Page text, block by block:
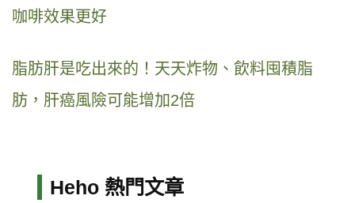
咖啡效果更好
脂肪肝是吃出來的！天天炸物、飲料囤積脂
肪，肝癌風險可能增加2倍
Heho 熱門文章